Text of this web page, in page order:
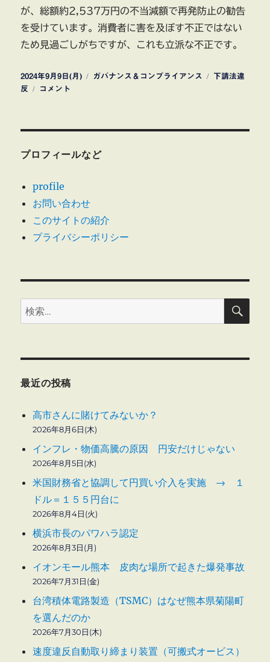
が、総額約2,537万円の不当減額で再発防止の勧告
を受けています。消費者に害を及ぼす不正ではない
ため見過ごしがちですが、これも立派な不正です。
投
稿
2024年9月9日(月)
カ
ガバナンス＆コンプライアンス
タ
下請法違
反
公
員
ル
シ
ム
協
合
勧
コメント
プロフィールなど
profile
お問い合わせ
このサイトの紹介
プライバシーポリシー
検
索:
検
最近の投稿
高市さんに賭けてみないか？
2026年8月6日(木)
インフレ・物価高騰の原因 円安だけじゃない
2026年8月5日(水)
米国財務省と協調して円買い介入を実施 → １
ドル＝１５５円台に
2026年8月4日(火)
横浜市長のパワハラ認定
2026年8月3日(月)
イオンモール熊本 皮肉な場所で起きた爆発事故
2026年7月31日(金)
台湾積体電路製造（TSMC）はなぜ熊本県菊陽町
を選んだのか
2026年7月30日(木)
速度違反自動取り締まり装置（可搬式オービス）